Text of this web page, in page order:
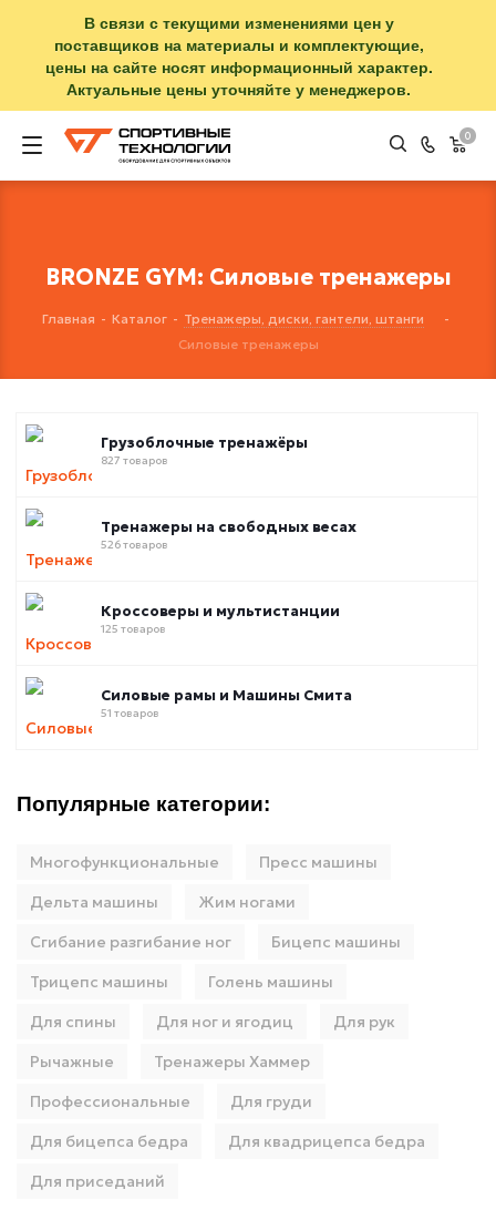
В связи с текущими изменениями цен у
поставщиков на материалы и комплектующие,
цены на сайте носят информационный характер.
Актуальные цены уточняйте у менеджеров.
0
BRONZE GYM: Силовые тренажеры
Главная - Каталог - Тренажеры, диски, гантели, штанги
-
Силовые тренажеры
Грузоблочные тренажёры
827 товаров
Тренажеры на свободных весах
526 товаров
Кроссоверы и мультистанции
125 товаров
Силовые рамы и Машины Смита
51 товаров
Популярные категории:
Многофункциональные
Пресс машины
Дельта машины
Жим ногами
Сгибание разгибание ног
Бицепс машины
Трицепс машины
Голень машины
Для спины
Для ног и ягодиц
Для рук
Рычажные
Тренажеры Хаммер
Профессиональные
Для груди
Для бицепса бедра
Для квадрицепса бедра
Для приседаний